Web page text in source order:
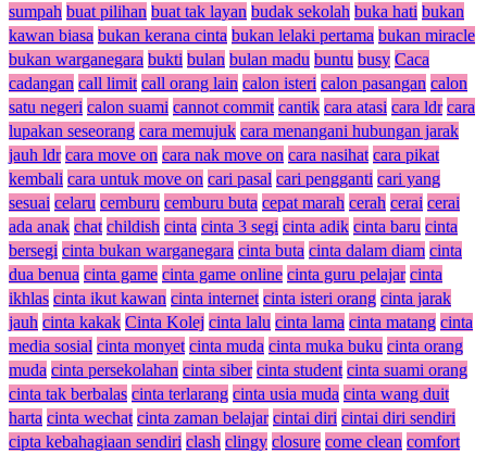
sumpah buat pilihan buat tak layan budak sekolah buka hati bukan
kawan biasa bukan kerana cinta bukan lelaki pertama bukan miracle
bukan warganegara bukti bulan bulan madu buntu busy Caca
cadangan call limit call orang lain calon isteri calon pasangan calon
satu negeri calon suami cannot commit cantik cara atasi cara ldr cara
lupakan seseorang cara memujuk cara menangani hubungan jarak
jauh ldr cara move on cara nak move on cara nasihat cara pikat
kembali cara untuk move on cari pasal cari pengganti cari yang
sesuai celaru cemburu cemburu buta cepat marah cerah cerai cerai
ada anak chat childish cinta cinta 3 segi cinta adik cinta baru cinta
bersegi cinta bukan warganegara cinta buta cinta dalam diam cinta
dua benua cinta game cinta game online cinta guru pelajar cinta
ikhlas cinta ikut kawan cinta internet cinta isteri orang cinta jarak
jauh cinta kakak Cinta Kolej cinta lalu cinta lama cinta matang cinta
media sosial cinta monyet cinta muda cinta muka buku cinta orang
muda cinta persekolahan cinta siber cinta student cinta suami orang
cinta tak berbalas cinta terlarang cinta usia muda cinta wang duit
harta cinta wechat cinta zaman belajar cintai diri cintai diri sendiri
cipta kebahagiaan sendiri clash clingy closure come clean comfort